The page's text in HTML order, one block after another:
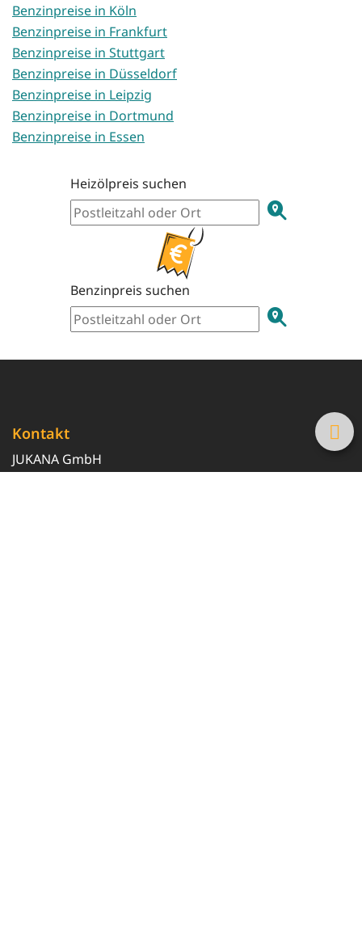
Benzinpreise in Köln
Benzinpreise in Frankfurt
Benzinpreise in Stuttgart
Benzinpreise in Düsseldorf
Benzinpreise in Leipzig
Benzinpreise in Dortmund
Benzinpreise in Essen
Heizölpreis suchen
Benzinpreis suchen
Kontakt
JUKANA GmbH